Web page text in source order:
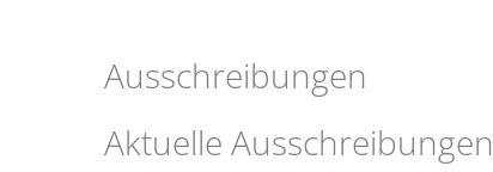
Ausschreibungen
Ausschreibungen
Aktuelle Ausschreibungen